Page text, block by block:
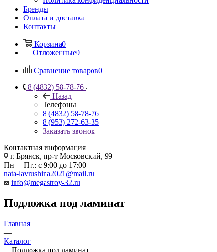
Бренды
Оплата и доставка
Контакты
Корзина0
Отложенные0
Сравнение товаров0
8 (4832) 58-78-76
Назад
Телефоны
8 (4832) 58-78-76
8 (953) 272-63-35
Заказать звонок
Контактная информация
г. Брянск, пр-т Московский, 99
Пн. – Пт.: с 9:00 до 17:00
nata-lavrushina2021@mail.ru
info@megastroy-32.ru
Подложка под ламинат
Главная
—
Каталог
—Подложка под ламинат